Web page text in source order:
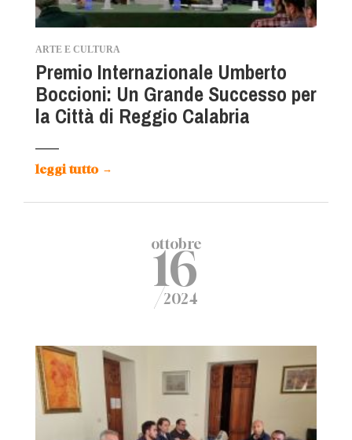
ARTE E CULTURA
Premio Internazionale Umberto
Boccioni: Un Grande Successo per
la Città di Reggio Calabria
leggi tutto →
ottobre
16
/2024